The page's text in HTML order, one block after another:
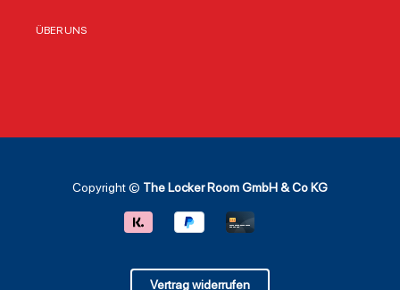
ÜBER UNS
Copyright © The Locker Room GmbH & Co KG
Vertrag widerrufen